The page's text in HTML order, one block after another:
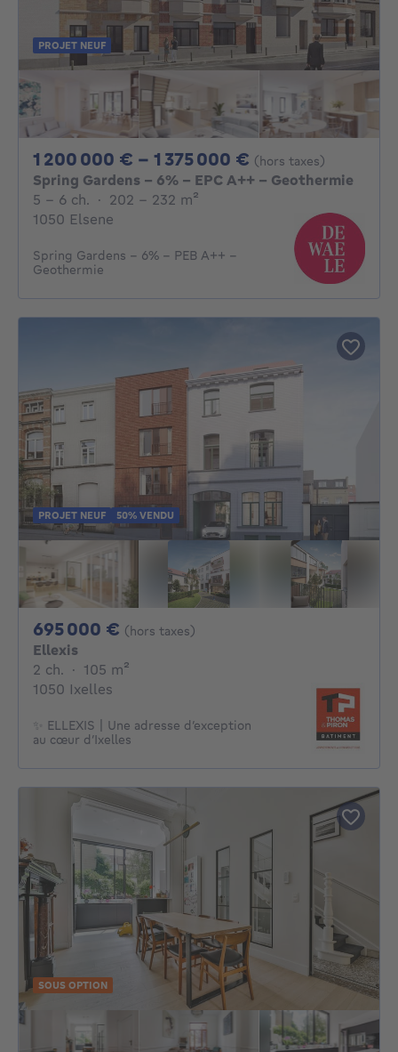
PROJET NEUF
1 200 000 € - 1 375 000 € De 1200000€ À
(hors taxes)
Spring Gardens - 6% - EPC A++ - Geothermie
5 - 6 Chambres
5 - 6 ch. · 202 - 232 m²
1050 Elsene
Spring Gardens - 6% - PEB A++ -
Geothermie
PROJET NEUF 50% VENDU
695 000 € 695000€
(hors taxes)
Ellexis
2 ch. 2 chambres
· 105 m²
1050 Ixelles
✨ ELLEXIS | Une adresse d’exception
au cœur d’Ixelles
SOUS OPTION